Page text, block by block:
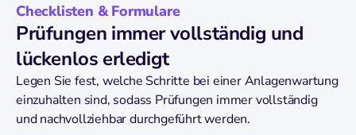
Checklisten & Formulare
Prüfungen immer vollständig und
lückenlos erledigt
Legen Sie fest, welche Schritte bei einer Anlagenwartung
einzuhalten sind, sodass Prüfungen immer vollständig
und nachvollziehbar durchgeführt werden.